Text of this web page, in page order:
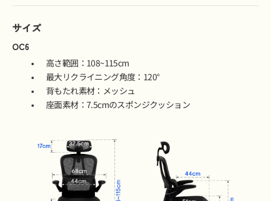
サイズ
OC6
高さ範囲：108~115cm
最大リクライニング角度：120°
背もたれ素材：メッシュ
座面素材：7.5cmのスポンジクッション